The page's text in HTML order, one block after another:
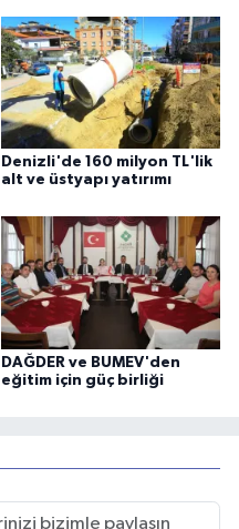
Denizli'de 160 milyon TL'lik
alt ve üstyapı yatırımı
DAĞDER ve BUMEV'den
eğitim için güç birliği